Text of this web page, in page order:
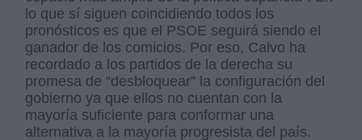
lo que sí siguen coincidiendo todos los
pronósticos es que el PSOE seguirá siendo el
ganador de los comicios. Por eso, Calvo ha
recordado a los partidos de la derecha su
promesa de “desbloquear” la configuración del
gobierno ya que ellos no cuentan con la
mayoría suficiente para conformar una
alternativa a la mayoría progresista del país.